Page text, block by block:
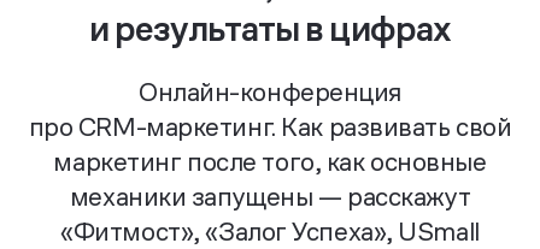
и результаты в цифрах
Онлайн-конференция
про CRM-маркетинг. Как развивать свой
маркетинг после того, как основные
механики запущены — расскажут
«Фитмост», «Залог Успеха», USmall